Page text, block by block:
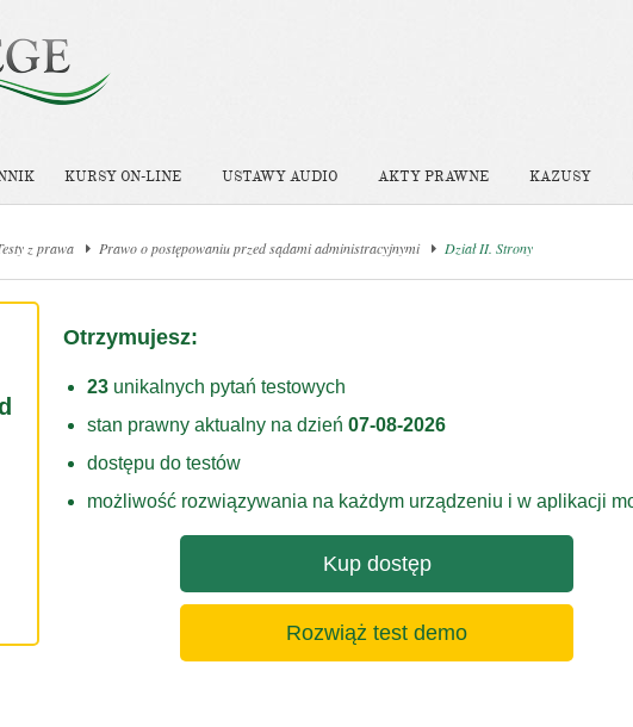
KURSY ON-LINE USTAWY AUDIO AKTY PRAWNE KAZUSY
z prawa Prawo o postępowaniu przed sądami administracyjnymi Dział II. Strony
Otrzymujesz:
23 unikalnych pytań testowych
stan prawny aktualny na dzień 07-08-2026
dostępu do testów
możliwość rozwiązywania na każdym urządzeniu i w aplikacji
Kup dostęp
Rozwiąż test demo